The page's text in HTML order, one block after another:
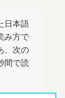
日本語
み方で
、次の
間で読